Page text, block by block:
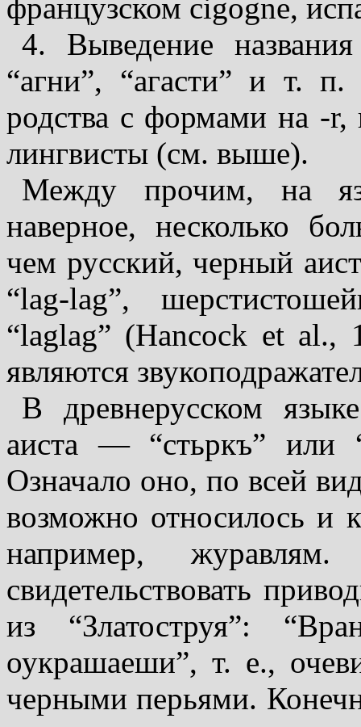
французском cigogne,
4. Выведение
“агни”, “агасти” и т.
родства с формами на -r,
лингвисты (см. выше).
Между прочим, на
наверное, несколько
чем русский, черный
“lag-lag”,
“laglag” (Hancock et al.,
являются
В древнерусском
аиста — “стьркъ” или
Означало оно, по всей
возможно относилось и
например,
свидетельствовать
из “Златоструя”:
оукрашаеши”, т. е.,
черными перьями.